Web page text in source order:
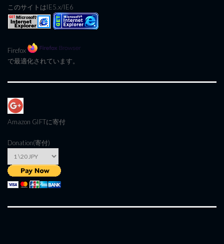
このサイトはIE5.x/IE6
Firefox
で最適化されています。
Amazon GIFTに寄付
Donation(寄付)